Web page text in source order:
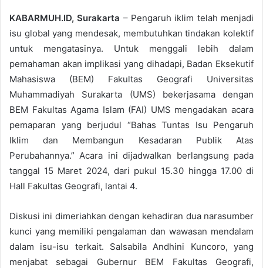
KABARMUH.ID, Surakarta – Pengaruh iklim telah menjadi
isu global yang mendesak, membutuhkan tindakan kolektif
untuk mengatasinya. Untuk menggali lebih dalam
pemahaman akan implikasi yang dihadapi, Badan Eksekutif
Mahasiswa (BEM) Fakultas Geografi Universitas
Muhammadiyah Surakarta (UMS) bekerjasama dengan
BEM Fakultas Agama Islam (FAI) UMS mengadakan acara
pemaparan yang berjudul “Bahas Tuntas Isu Pengaruh
Iklim dan Membangun Kesadaran Publik Atas
Perubahannya.” Acara ini dijadwalkan berlangsung pada
tanggal 15 Maret 2024, dari pukul 15.30 hingga 17.00 di
Hall Fakultas Geografi, lantai 4.
Diskusi ini dimeriahkan dengan kehadiran dua narasumber
kunci yang memiliki pengalaman dan wawasan mendalam
dalam isu-isu terkait. Salsabila Andhini Kuncoro, yang
menjabat sebagai Gubernur BEM Fakultas Geografi,